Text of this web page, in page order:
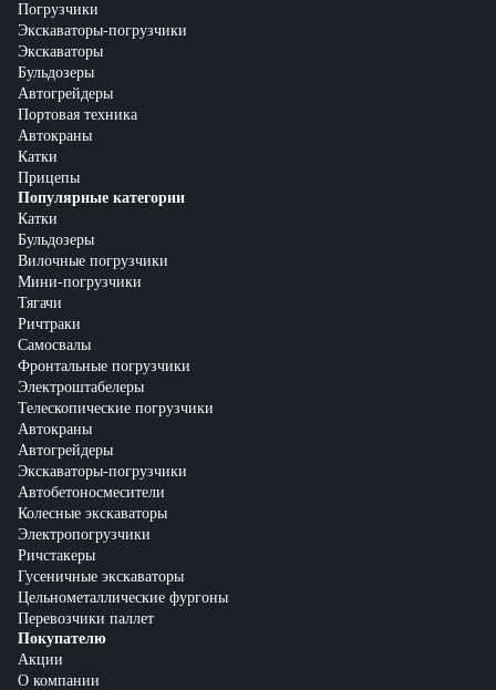
Погрузчики
Экскаваторы-погрузчики
Экскаваторы
Бульдозеры
Автогрейдеры
Портовая техника
Автокраны
Катки
Прицепы
Популярные категории
Катки
Бульдозеры
Вилочные погрузчики
Мини-погрузчики
Тягачи
Ричтраки
Самосвалы
Фронтальные погрузчики
Электроштабелеры
Телескопические погрузчики
Автокраны
Автогрейдеры
Экскаваторы-погрузчики
Автобетоносмесители
Колесные экскаваторы
Электропогрузчики
Ричстакеры
Гусеничные экскаваторы
Цельнометаллические фургоны
Перевозчики паллет
Покупателю
Акции
О компании